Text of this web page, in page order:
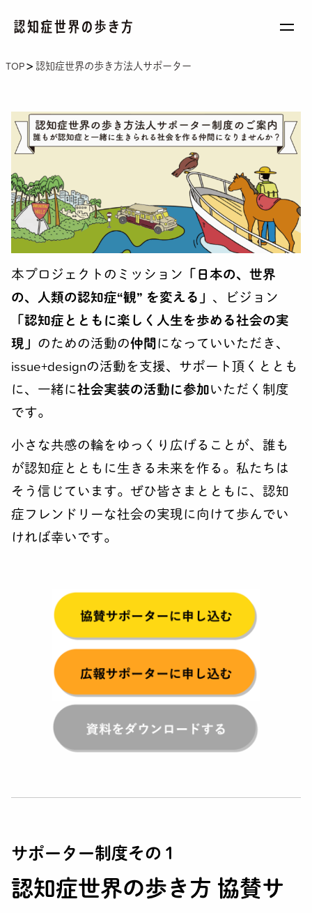
BASIC
STORY
認知症世界を旅しよう
仲間と楽しく学ぼう
PEOPLE
新しい世界を目指す旅の仲間になろう
BOOK
書籍で学ぼう
FACILITATOR
旅のガイド（公認ファシリテーター）になろう
認知症世界のせんぱいに相談しよう
自分の認知機能の凸凹を知ろう
EXHIBITION
認知症世界を身体全体で体験しよう
SUPPORTERS
認知症ケアパスに活用しよう
TEST
検定で知識を試そう
NEWS
よくある質問
お問い合わせ
TOP 認知症世界の歩き方法人サポーター
本プロジェクトの ミッション 「日本の、世界
の、人類の認知症“観” を変える」 、 ビジョン
「認知症とともに楽しく人生を歩める社会の実
現」 のための活動の仲間になっていいただき、
issue+designの活動を支援、サポート頂くととも
に、一緒に社会実装の活動に参加いただく制度
です。
小さな共感の輪をゆっくり広げることが、誰も
が認知症とともに生きる未来を作る。私たちは
そう信じています。ぜひ皆さまとともに、認知
症フレンドリーな社会の実現に向けて歩んでい
ければ幸いです。
サポーター制度その１
認知症世界の歩き方 協賛サ